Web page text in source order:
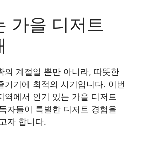
가을 디저트
의 계절일 뿐만 아니라, 따뜻한
기기에 최적의 시기입니다. 이번
역에서 인기 있는 가을 디저트
자들이 특별한 디저트 경험을
자 합니다.